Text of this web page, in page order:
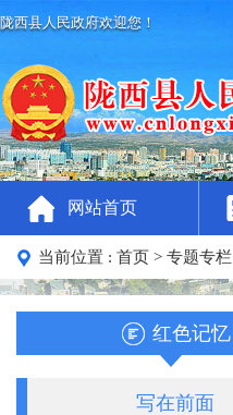
陇西县人民政府欢迎您！
网站首页
当前位置 : 首页 > 专题专栏
红色记忆
写在前面